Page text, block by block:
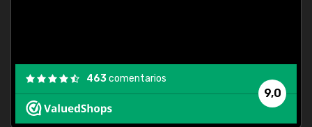
9,0
463comentarios